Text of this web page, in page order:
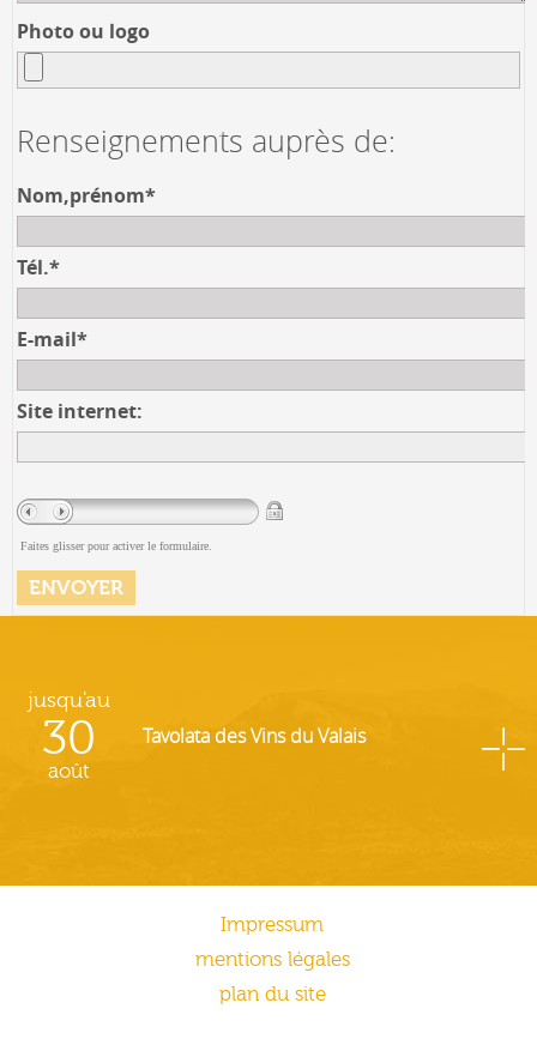
Photo ou logo
Renseignements auprès de:
Nom,prénom*
Tél.*
E-mail*
Site internet:
Faites glisser pour activer le formulaire.
jusqu'au
30
août
Tavolata des Vins du Valais
Impressum
mentions légales
plan du site